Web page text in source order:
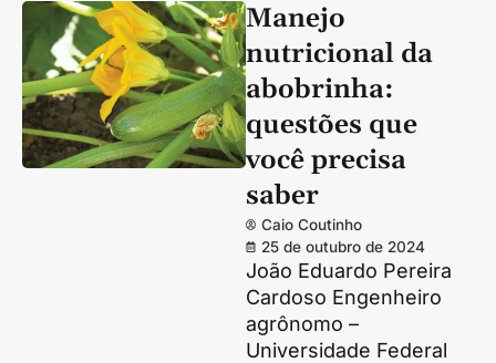
Manejo
nutricional da
abobrinha:
questões que
você precisa
saber
Caio Coutinho
25 de outubro de 2024
João Eduardo Pereira
Cardoso Engenheiro
agrônomo –
Universidade Federal